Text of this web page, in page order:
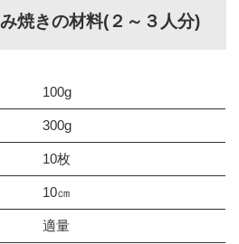
焼きの材料(２～３人分)
100g
300g
10枚
10㎝
適量